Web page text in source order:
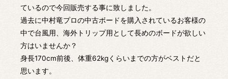
ているので今回販売する事に致しました。
過去に中村竜プロの中古ボードを購入されているお客様の
中で台風用、海外トリップ用として長めのボードが欲しい
方はいませんか？
身長170cm前後、体重62kgくらいまでの方がベストだと
思います。